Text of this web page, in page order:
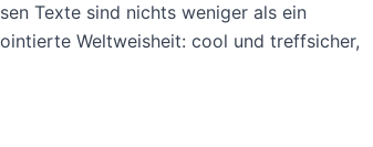
Texte sind nichts weniger als ein
Weltweisheit: cool und treffsicher,